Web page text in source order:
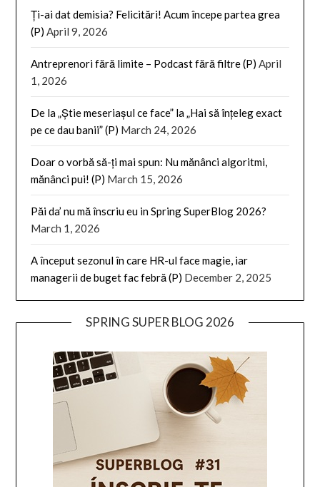
Ți-ai dat demisia? Felicitări! Acum începe partea grea
(P) April 9, 2026
Antreprenori fără limite – Podcast fără filtre (P) April
1, 2026
De la „Știe meseriașul ce face” la „Hai să înțeleg exact
pe ce dau banii” (P) March 24, 2026
Doar o vorbă să-ți mai spun: Nu mănânci algoritmi,
mănânci pui! (P) March 15, 2026
Păi da’ nu mă înscriu eu in Spring SuperBlog 2026?
March 1, 2026
A început sezonul în care HR-ul face magie, iar
managerii de buget fac febră (P) December 2, 2025
SPRING SUPER BLOG 2026